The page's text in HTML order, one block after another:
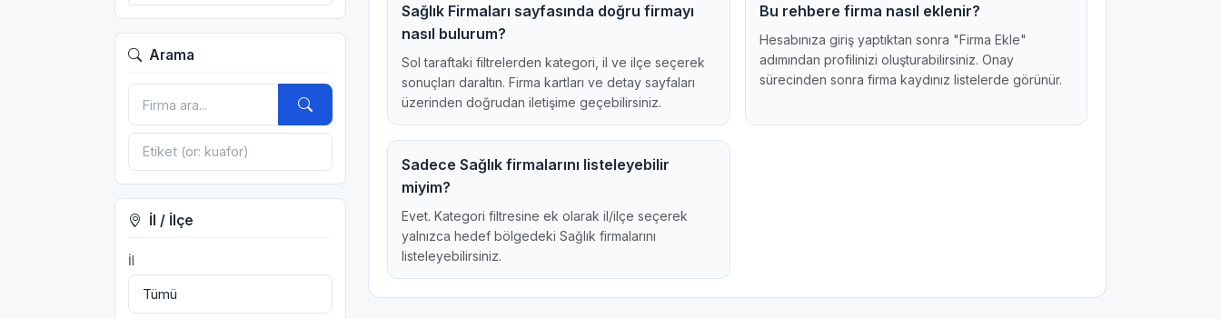
Arama
İl / İlçe
İl
Sağlık Firmaları sayfasında doğru firmayı
nasıl bulurum?
Sol taraftaki filtrelerden kategori, il ve ilçe seçerek
sonuçları daraltın. Firma kartları ve detay sayfaları
üzerinden doğrudan iletişime geçebilirsiniz.
Bu rehbere firma nasıl eklenir?
Hesabınıza giriş yaptıktan sonra "Firma Ekle"
adımından profilinizi oluşturabilirsiniz. Onay
sürecinden sonra firma kaydınız listelerde görünür.
Sadece Sağlık firmalarını listeleyebilir
miyim?
Evet. Kategori filtresine ek olarak il/ilçe seçerek
yalnızca hedef bölgedeki Sağlık firmalarını
listeleyebilirsiniz.